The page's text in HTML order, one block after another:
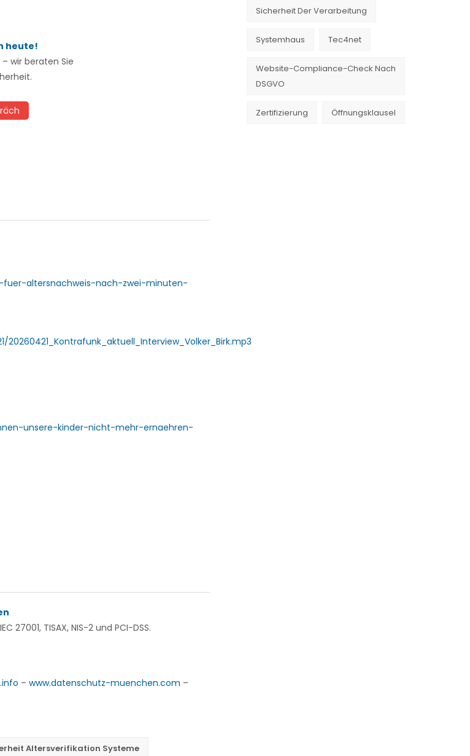
heute!
wir beraten Sie
altersnachweis-nach-zwei-minuten-
unsere-kinder-nicht-mehr-ernaehren-
27001, TISAX, NIS-2 und PCI-DSS.
– www.datenschutz-muenchen.com –
Altersverifikation Systeme
Sicherheit Der Verarbeitung
Systemhaus Tec4net
Website-Compliance-Check Nach
DSGVO
Zertifizierung Öffnungsklausel